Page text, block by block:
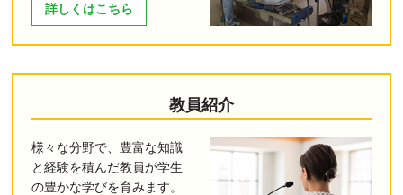
詳しくはこちら
教員紹介
様々な分野で、豊富な知識
と経験を積んだ教員が学生
の豊かな学びを育みます。